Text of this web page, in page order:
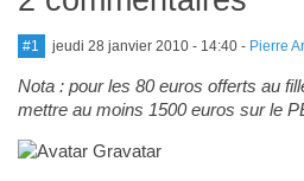
#1 jeudi 28 janvier 2010 - 14:40- Pierre
Nota : pour les 80 euros offerts au
mettre au moins 1500 euros sur le